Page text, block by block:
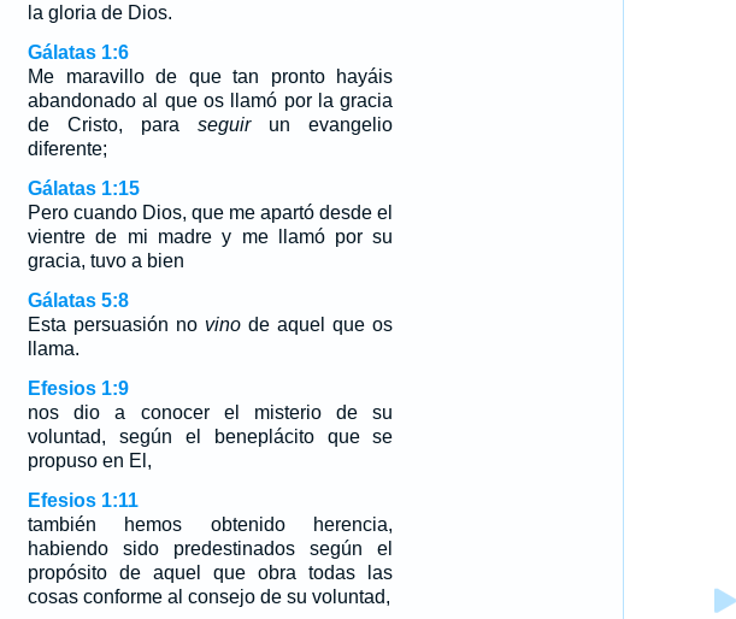
la gloria de Dios.
Gálatas 1:6
Me maravillo de que tan pronto hayáis
abandonado al que os llamó por la gracia
de Cristo, paraseguirun evangelio
diferente;
Gálatas 1:15
Pero cuando Dios, que me apartó desde el
vientre de mi madre y me llamó por su
gracia, tuvo a bien
Gálatas 5:8
Esta persuasión no vino de aquel que os
llama.
Efesios 1:9
nos dio a conocer el misterio de su
voluntad, según el beneplácito que se
propuso en El,
Efesios 1:11
también hemos obtenido herencia,
habiendo sido predestinados según el
propósito de aquel que obra todas las
cosas conforme al consejo de su voluntad,